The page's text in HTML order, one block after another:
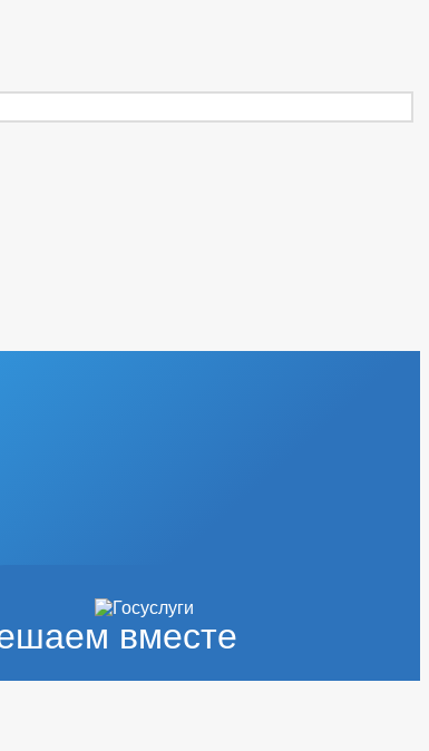
вместе